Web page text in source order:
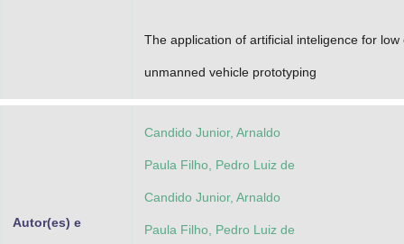
The application of artificial inteligence for low
unmanned vehicle prototyping
Autor(es) e
Candido Junior, Arnaldo
Paula Filho, Pedro Luiz de
Candido Junior, Arnaldo
Paula Filho, Pedro Luiz de